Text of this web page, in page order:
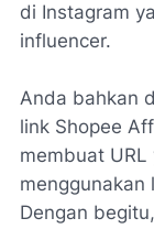
di Instagram
influencer.
Anda bahkan
link Shopee
membuat
menggunakan
Dengan